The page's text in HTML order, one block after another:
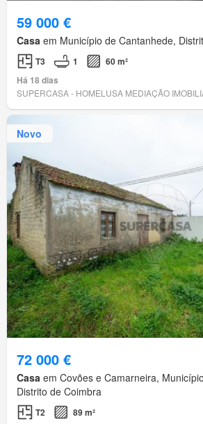
59 000 €
Casa em Município de Cantanhede,
T3 1
60 m²
Há 18 dias
SUPERCASA - HOMELUSA MEDIAÇÃO
Novo
72 000 €
Casa em Covões e Camarneira,
Distrito de Coimbra
T2
89 m²